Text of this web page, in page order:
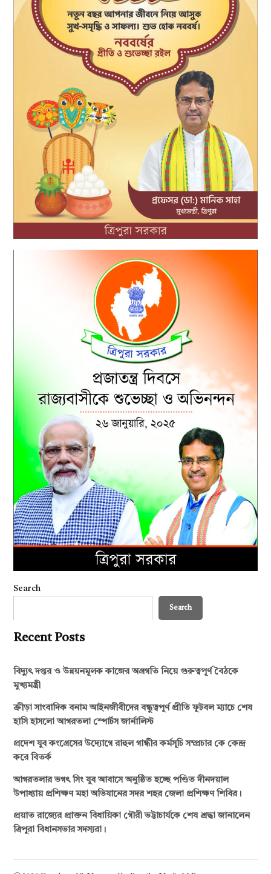
Search
Search
Recent Posts
বিদ্যুৎ দপ্তর ও উন্নয়নমূলক কাজের অগ্রগতি নিয়ে গুরুত্বপূর্ণ বৈঠকে
মুখ্যমন্ত্রী
ক্রীড়া সাংবাদিক বনাম আইনজীবীদের বন্ধুত্বপূর্ণ প্রীতি ফুটবল ম্যাচে শেষ
হাসি হাসলো আগরতলা স্পোর্টস জার্নালিস্ট
প্রদেশ যুব কংগ্রেসের উদ্যোগে রাহুল গান্ধীর কর্মসূচি সম্প্রচার কে কেন্দ্র
করে বিতর্ক
আগরতলার ভগৎ সিং যুব আবাসে অনুষ্ঠিত হচ্ছে পণ্ডিত দীনদয়াল
উপাধ্যায় প্রশিক্ষণ মহা অভিযানের সদর শহর জেলা প্রশিক্ষণ শিবির।
প্রয়াত রাজ্যের প্রাক্তন বিধায়িকা গৌরী ভট্টাচার্যকে শেষ শ্রদ্ধা জানালেন
ত্রিপুরা বিধানসভার সদস্যরা।